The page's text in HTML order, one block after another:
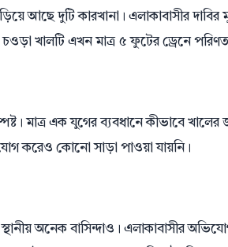
আছে দুটি কারখানা। এলাকাবাসীর
খালটি এখন মাত্র ৫ ফুটের ড্রেনে
মাত্র এক যুগের ব্যবধানে কীভাবে
করেও কোনো সাড়া পাওয়া যায়নি।
অনেক বাসিন্দাও। এলাকাবাসীর